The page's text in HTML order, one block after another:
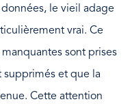
le vieil adage
vrai. Ce
sont prises
et que la
Cette attention